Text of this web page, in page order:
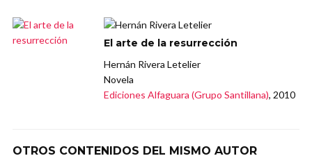
El arte de la resurrección
Hernán Rivera Letelier
Novela
Ediciones Alfaguara (Grupo Santillana), 2010
OTROS CONTENIDOS DEL MISMO AUTOR